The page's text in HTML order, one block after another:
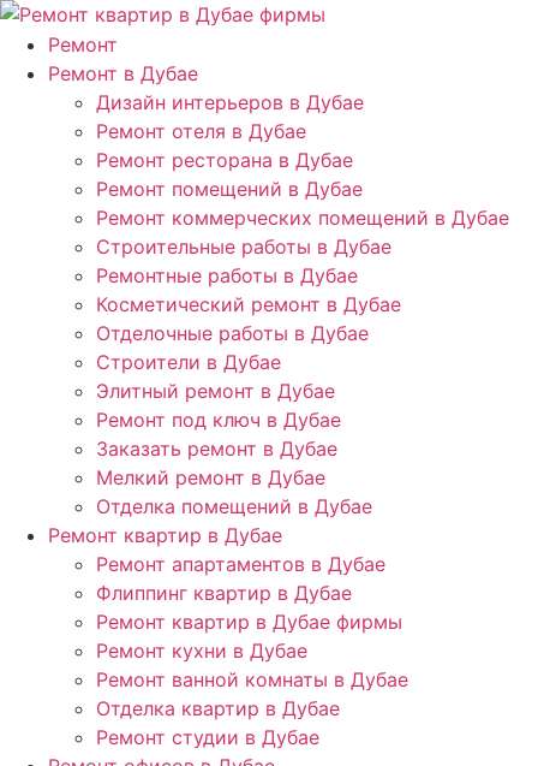
Ремонт
Ремонт в Дубае
Дизайн интерьеров в Дубае
Ремонт отеля в Дубае
Ремонт ресторана в Дубае
Ремонт помещений в Дубае
Ремонт коммерческих помещений в Дубае
Строительные работы в Дубае
Ремонтные работы в Дубае
Косметический ремонт в Дубае
Отделочные работы в Дубае
Строители в Дубае
Элитный ремонт в Дубае
Ремонт под ключ в Дубае
Заказать ремонт в Дубае
Мелкий ремонт в Дубае
Отделка помещений в Дубае
Ремонт квартир в Дубае
Ремонт апартаментов в Дубае
Флиппинг квартир в Дубае
Ремонт квартир в Дубае фирмы
Ремонт кухни в Дубае
Ремонт ванной комнаты в Дубае
Отделка квартир в Дубае
Ремонт студии в Дубае